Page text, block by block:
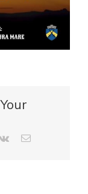
Vk
E-